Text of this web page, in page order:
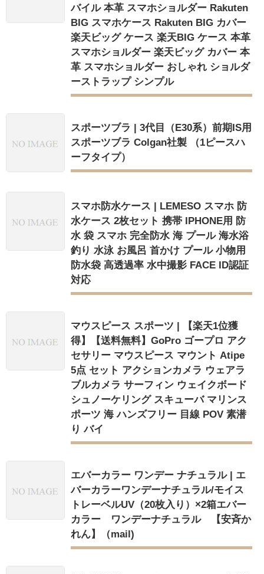
バイル 本革 スマホショルダー Rakuten
BIG スマホケース Rakuten BIG カバー
楽天ビッグ ケース 楽天BIG ケース 本革
スマホショルダー 楽天ビッグ カバー 本
革 スマホショルダー おしゃれ ショルダ
ーストラップ シンプル
スポーツブラ | 3代目（E30系）前期IS用
スポーツブラ Colgan社製 （1ピースハ
ーフタイプ）
スマホ防水ケース | LEMESO スマホ 防
水ケース 2枚セット 携帯 IPHONE用 防
水 袋 スマホ 完全防水 海 プール 海水浴
釣り 水泳 お風呂 首かけ プール 小物用
防水袋 高透過率 水中撮影 FACE ID認証
対応
マウスピース スポーツ | 【楽天1位獲
得】【送料無料】GoPro ゴープロ アク
セサリー マウスピース マウント Atipe
5点 セット アクションカメラ ウェアラ
ブルカメラ サーフィン ウェイクボード
シュノーケリング スキューバ マリンス
ポーツ 海 ハンズフリー 目線 POV 素潜
り バイ
エバーカラー ワンデー ナチュラル | エ
バーカラーワンデーナチュラル/モイス
トレーベルUV（20枚入り）×2箱エバー
カラー ワンデーナチュラル 【安斉か
れん】（mail)